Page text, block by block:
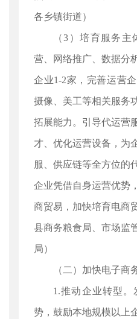
各乡镇街道）
（3）培育服务
营、网络推广、数据分
企业1-2家，完善运营
摄像、美工等相关服务
拓展能力。引导代运营
才、优化运营设备，为
服、供应链等全方位的
企业凭借自身运营优势
商贸易，加快培育电商
县商务粮食局、市场监
局）
（二）加快电子商
1.推动企业转型
势，鼓励本地规模以上